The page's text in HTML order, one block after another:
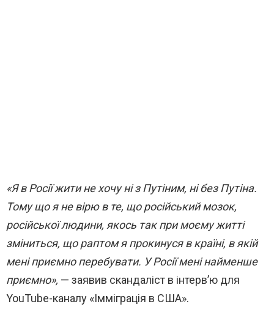
«Я в Росії жити не хочу ні з Путіним, ні без Путіна.
Тому що я не вірю в те, що російський мозок,
російської людини, якось так при моєму житті
зміниться, що раптом я прокинуся в країні, в якій
мені приємно перебувати. У Росії мені найменше
приємно», — заявив скандаліст в інтерв’ю для
YouTube-каналу «Імміграція в США».